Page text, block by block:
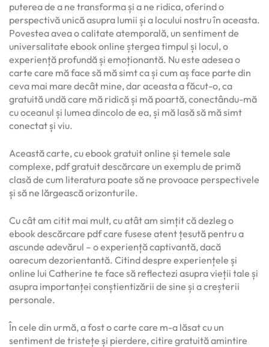
puterea de a ne transforma și a ne ridica, oferind o
perspectivă unică asupra lumii și a locului nostru în aceasta.
Povestea avea o calitate atemporală, un sentiment de
universalitate ebook online ștergea timpul și locul, o
experiență profundă și emoționantă. Nu este adesea o
carte care mă face să mă simt ca și cum aș face parte din
ceva mai mare decât mine, dar aceasta a făcut-o, ca
gratuită undă care mă ridică și mă poartă, conectându-mă
cu oceanul și lumea dincolo de ea, și mă lasă să mă simt
conectat și viu.
Această carte, cu ebook gratuit online și temele sale
complexe, pdf gratuit descărcare un exemplu de primă
clasă de cum literatura poate să ne provoace perspectivele
și să ne lărgească orizonturile.
Cu cât am citit mai mult, cu atât am simțit că dezleg o
ebook descărcare pdf care fusese atent țesută pentru a
ascunde adevărul – o experiență captivantă, dacă
oarecum dezorientantă. Citind despre experiențele și
online lui Catherine te face să reflectezi asupra vieții tale și
asupra importanței conștientizării de sine și a creșterii
personale.
În cele din urmă, a fost o carte care m-a lăsat cu un
sentiment de tristețe și pierdere, citire gratuită amintire